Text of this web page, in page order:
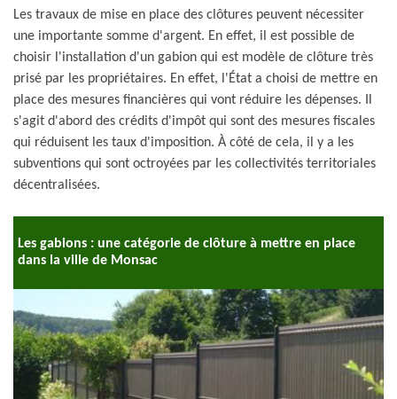
Les travaux de mise en place des clôtures peuvent nécessiter
une importante somme d'argent. En effet, il est possible de
choisir l'installation d'un gabion qui est modèle de clôture très
prisé par les propriétaires. En effet, l'État a choisi de mettre en
place des mesures financières qui vont réduire les dépenses. Il
s'agit d'abord des crédits d'impôt qui sont des mesures fiscales
qui réduisent les taux d'imposition. À côté de cela, il y a les
subventions qui sont octroyées par les collectivités territoriales
décentralisées.
Les gabions : une catégorie de clôture à mettre en place
dans la ville de Monsac